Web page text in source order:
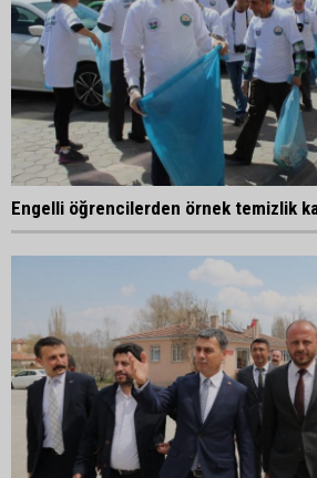
Engelli öğrencilerden örnek temizlik